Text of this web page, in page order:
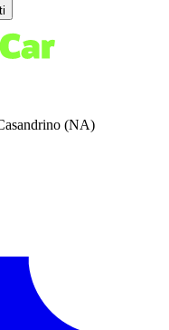
(NA)